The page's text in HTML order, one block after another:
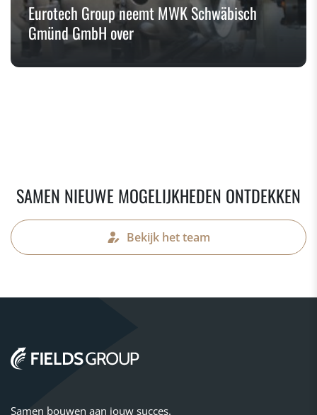
Eurotech Group neemt MWK Schwäbisch
Gmünd GmbH over
SAMEN NIEUWE MOGELIJKHEDEN ONTDEKKEN
Bekijk het team
Samen bouwen aan jouw succes.